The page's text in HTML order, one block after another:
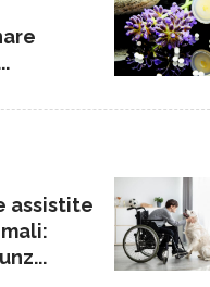
assistite